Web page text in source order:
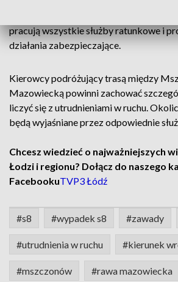
pracują wszystkie służby ratunkowe i
działania zabezpieczające.
Kierowcy podróżujący trasą między
Mazowiecką powinni zachować
liczyć się z utrudnieniami w ruchu.
będą wyjaśniane przez odpowiednie
Chcesz wiedzieć o najważniejszych
Łodzi i regionu? Dołącz do naszego
FacebookuTVP3 Łódź
#s8 #wypadek s8 #zawady
#utrudnienia w ruchu #kierunek
#mszczonów #rawa mazowiecka